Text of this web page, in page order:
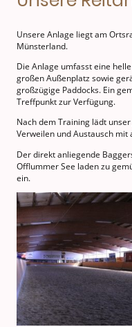
Unsere Anlage liegt am
Münsterland.
Die Anlage umfasst eine
großen Außenplatz sowie
großzügige Paddocks. Ein
Treffpunkt zur Verfügung.
Nach dem Training lädt
Verweilen und Austausch mit
Der direkt anliegende
Offlummer See laden zu
ein.